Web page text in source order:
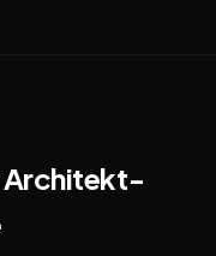
Architekt-